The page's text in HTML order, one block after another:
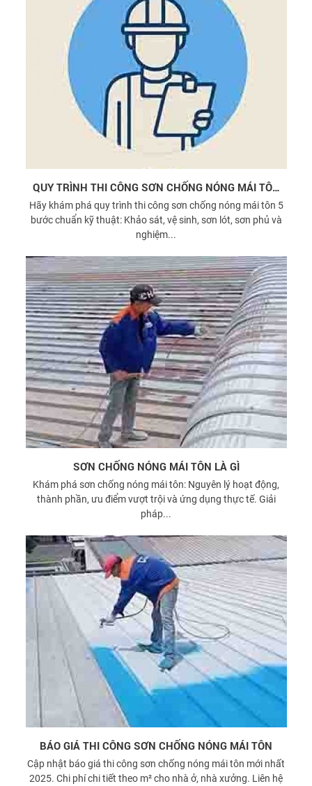
QUY TRÌNH THI CÔNG SƠN CHỐNG NÓNG MÁI TÔN
CHUẨN KỸ THUẬT
Hãy khám phá quy trình thi công sơn chống nóng mái tôn 5
bước chuẩn kỹ thuật: Khảo sát, vệ sinh, sơn lót, sơn phủ và
nghiệm...
SƠN CHỐNG NÓNG MÁI TÔN LÀ GÌ
Khám phá sơn chống nóng mái tôn: Nguyên lý hoạt động,
thành phần, ưu điểm vượt trội và ứng dụng thực tế. Giải
pháp...
BÁO GIÁ THI CÔNG SƠN CHỐNG NÓNG MÁI TÔN
Cập nhật báo giá thi công sơn chống nóng mái tôn mới nhất
2025. Chi phí chi tiết theo m² cho nhà ở, nhà xưởng. Liên hệ